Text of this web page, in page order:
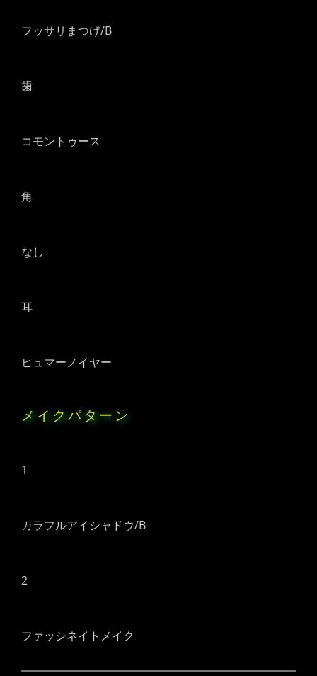
フッサリまつげ/B
歯
コモントゥース
角
なし
耳
ヒュマーノイヤー
メイクパターン
1
カラフルアイシャドウ/B
2
ファッシネイトメイク